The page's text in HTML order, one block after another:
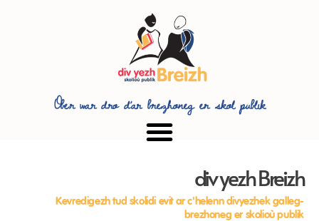
Ober war dro d’ar brezhoneg er skol publik
div yezh Breizh
Kevredigezh tud skolidi evit ar c'helenn divyezhek galleg-
brezhoneg er skolioù publik